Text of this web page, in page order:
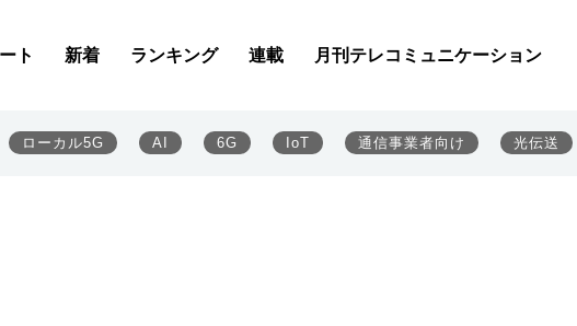
ト 新着 ランキング 連載 月刊テレコミュニケーション
ローカル5G AI 6G IoT 通信事業者向け 光伝送